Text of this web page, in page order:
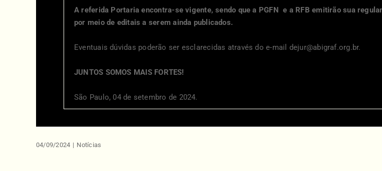
A referida Portaria encontra-se vigente, sendo que a PGFN e a RFB emitirão sua
por meio de editais a serem ainda publicados.
Eventuais dúvidas poderão ser esclarecidas através do e-mail dejur@abigraf.org.br.
JUNTOS SOMOS MAIS FORTES!
São Paulo, 04 de setembro de 2024.
04/09/2024 | Notícias